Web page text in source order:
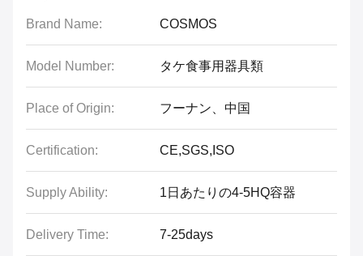
Brand Name: COSMOS
Model Number: タケ食事用器具類
Place of Origin: フーナン、中国
Certification: CE,SGS,ISO
Supply Ability: 1日あたりの4-5HQ容器
Delivery Time: 7-25days